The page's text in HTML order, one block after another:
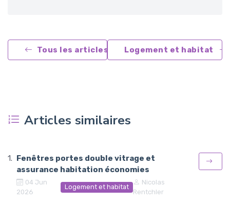
Tous les articles Logement et habitat
Articles similaires
Fenêtres portes double vitrage et
assurance habitation économies
04 Jun
2026
Logement et habitat
Nicolas
Rentchler